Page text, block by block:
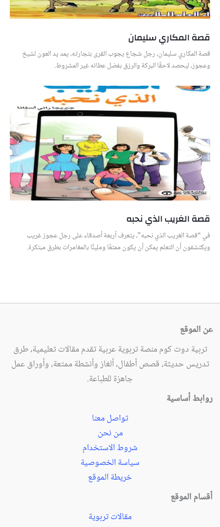
قصة المكاري سليمان
قصة المكاري سليمان، رجل شجاع يجوب القرى بتجارته، يمد يد العون لشيخ
وعجوز، ليحصد لاحقًا البركة والرزق بفضل عطائه غير المشروط.
قصة الغريب الذي نحبه
في “قصة الغريب الذي نحبه”، يتعرف أربعة أصدقاء على رجل عجوز غريب
ويكتشفون أن التعلم يمكن أن يكون ممتعًا ومليئًا بالمغامرات بطرق مبتكرة.
عن الموقع
تربية دوت كوم منصة تربوية عربية تقدم مقالات تعليمية، طرق
تدريس حديثة، قصص أطفال، ألغاز وأنشطة ممتعة، وأوراق عمل
جاهزة للطباعة.
روابط أساسية
تواصل معنا
من نحن
شروط الاستخدام
سياسة الخصوصية
خريطة الموقع
أقسام الموقع
مقالات تربوية